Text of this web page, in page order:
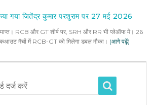
गया जितेंद्र कुमार परशुराम पर 27 मई 2026
RCB और GT शीर्ष पर, SRH और RR भी प्लेऑफ में। 26
मैचों में RCB-GT को मिलेगा डबल मौका। (आगे पढ़ें)
दर्ज करें